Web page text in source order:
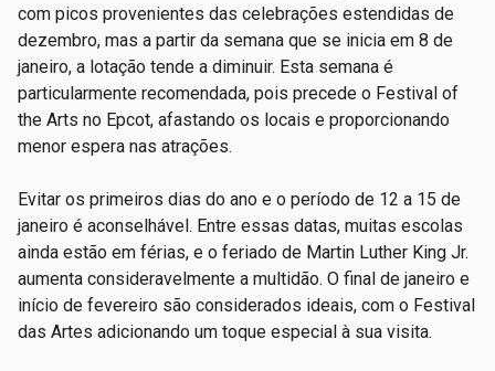
com picos provenientes das celebrações estendidas de
dezembro, mas a partir da semana que se inicia em 8 de
janeiro, a lotação tende a diminuir. Esta semana é
particularmente recomendada, pois precede o Festival of
the Arts no Epcot, afastando os locais e proporcionando
menor espera nas atrações.
Evitar os primeiros dias do ano e o período de 12 a 15 de
janeiro é aconselhável. Entre essas datas, muitas escolas
ainda estão em férias, e o feriado de Martin Luther King Jr.
aumenta consideravelmente a multidão. O final de janeiro e
início de fevereiro são considerados ideais, com o Festival
das Artes adicionando um toque especial à sua visita.